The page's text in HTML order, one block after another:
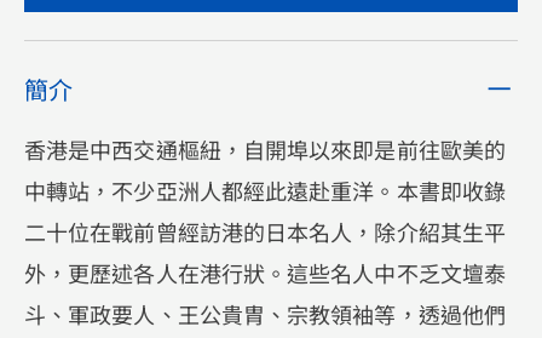
簡介
香港是中西交通樞紐，自開埠以來即是前往歐美的
中轉站，不少亞洲人都經此遠赴重洋。本書即收錄
二十位在戰前曾經訪港的日本名人，除介紹其生平
外，更歷述各人在港行狀。這些名人中不乏文壇泰
斗、軍政要人、王公貴胄、宗教領袖等，透過他們